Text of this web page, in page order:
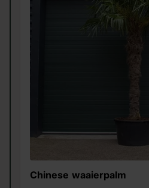
Chinese waaierpalm